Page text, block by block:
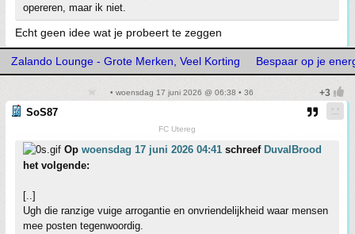
opereren, maar ik niet.
Echt geen idee wat je probeert te zeggen
Zalando Lounge - Grote Merken, Veel Korting Bespaar op je
• woensdag 17 juni 2026 @ 06:38 • 36
SoS87
FC Utereg
Op woensdag 17 juni 2026 04:41 schreef DuvalBrood
het volgende:
[..]
Ugh die ranzige vuige arrogantie en onvriendelijkheid waar mensen
mee posten tegenwoordig.